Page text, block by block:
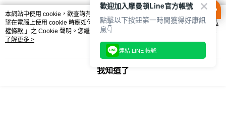
熱門標籤
本網站中使用 cookie，欲查詢有關本網站使用 cookie 方式之詳情，及若您不希
望在電腦上使用 cookie 時應如何變更電腦的 cookie 設定，請參閱本網站「
隱私
權條款 」之 Cookie 聲明。您繼續使用本網站即表示您同意本公司得按本網站使
用條款之 Cookie 聲明使用 cookie。
了解更多 >
我知道了
歡迎加入摩曼頓Line官方帳號
點擊以下按鈕第一時間獲得好康訊
息👇
連結 LINE 帳號